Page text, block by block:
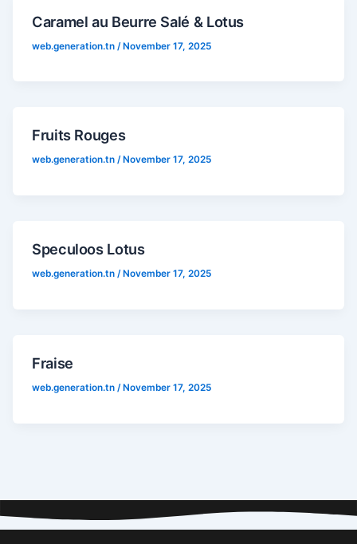
Caramel au Beurre Salé & Lotus
web.generation.tn /November 17, 2025
Fruits Rouges
web.generation.tn / November 17, 2025
Speculoos Lotus
web.generation.tn / November 17, 2025
Fraise
web.generation.tn / November 17, 2025